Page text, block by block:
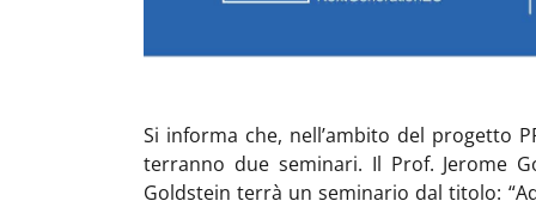
Si informa che, nell’ambito del progetto
terranno due seminari. Il Prof. Jerome
Goldstein terrà un seminario dal titolo: